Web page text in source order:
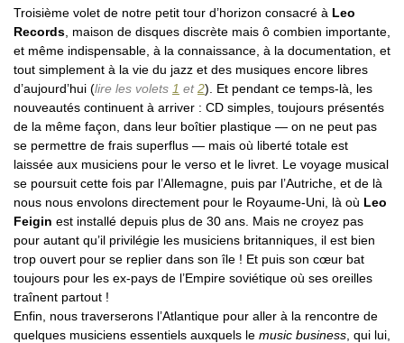
Troisième volet de notre petit tour d’horizon consacré à Leo
Records , maison de disques discrète mais ô combien importante,
et même indispensable, à la connaissance, à la documentation, et
tout simplement à la vie du jazz et des musiques encore libres
d’aujourd’hui (lire les volets 1 et2). Et pendant ce temps-là, les
nouveautés continuent à arriver : CD simples, toujours présentés
de la même façon, dans leur boîtier plastique — on ne peut pas
se permettre de frais superflus — mais où liberté totale est
laissée aux musiciens pour le verso et le livret. Le voyage musical
se poursuit cette fois par l’Allemagne, puis par l’Autriche, et de là
nous nous envolons directement pour le Royaume-Uni, là où Leo
Feigin est installé depuis plus de 30 ans. Mais ne croyez pas
pour autant qu’il privilégie les musiciens britanniques, il est bien
trop ouvert pour se replier dans son île ! Et puis son cœur bat
toujours pour les ex-pays de l’Empire soviétique où ses oreilles
traînent partout !
Enfin, nous traverserons l’Atlantique pour aller à la rencontre de
quelques musiciens essentiels auxquels le music business , qui lui,